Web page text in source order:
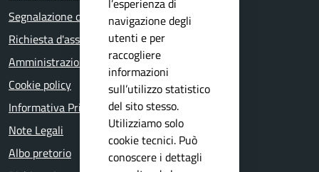
Segnalazione disservizio
Richiesta d'assistenza
Amministrazione trasparente
Cookie policy
Informativa Privacy
Note Legali
Albo pretorio
l’esperienza di
navigazione degli
utenti e per
raccogliere
informazioni
sull’utilizzo statistico
del sito stesso.
Utilizziamo solo
cookie tecnici. Può
conoscere i dettagli